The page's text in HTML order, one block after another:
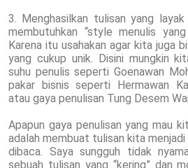
3. Menghasilkan tulisan yang
membutuhkan “style menulis
Karena itu usahakan agar kita juga
yang cukup unik. Disini mungkin
suhu penulis seperti Goenawan
pakar bisnis seperti Hermawan
atau gaya penulisan Tung Desem
Apapun gaya penulisan yang mau
adalah membuat tulisan kita
dibaca. Saya sungguh tidak
sebuah tulisan yang “kering” dan